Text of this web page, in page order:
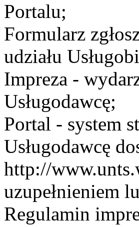
Portalu;
Formularz
udziału
Impreza -
Usługodawcę;
Portal - system
Usługodawcę
http://
uzupełnieniem
Regulamin